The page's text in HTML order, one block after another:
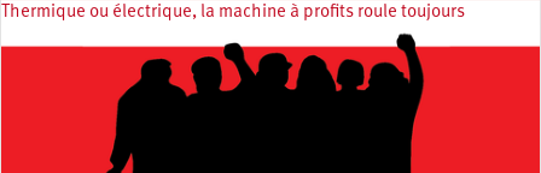
Thermique ou électrique, la machine à profits roule toujours